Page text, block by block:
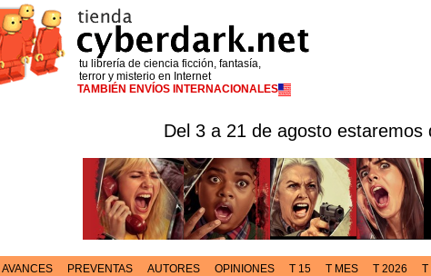
tu librería de ciencia ficción, fantasía,
terror y misterio en Internet
TAMBIÉN ENVÍOS INTERNACIONALES
Del 3 a 21 de agosto estaremos
AVANCES PREVENTAS AUTORES OPINIONES T 15 T MES T 2026 T